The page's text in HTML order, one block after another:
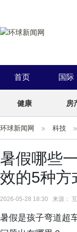
首页 国际
健康 房
环球新闻网 科技
暑假哪些
效的5种方
2026-05-28 18:30 来源：
暑假是孩子弯道超